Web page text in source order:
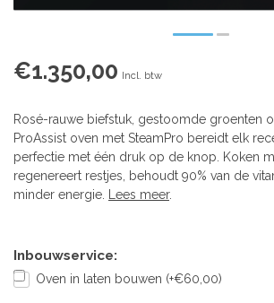
€1.350,00 Incl. btw
Rosé-rauwe biefstuk, gestoomde groenten
ProAssist oven met SteamPro bereidt elk
perfectie met één druk op de knop. Koken
regenereert restjes, behoudt 90% van de
minder energie. Lees meer.
Inbouwservice:
Oven in laten bouwen (+€60,00)